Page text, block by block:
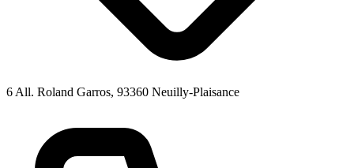
6 All. Roland Garros, 93360 Neuilly-Plaisance